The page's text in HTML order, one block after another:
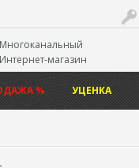
Многоканальный
Интернет-магазин
% УЦЕНКА